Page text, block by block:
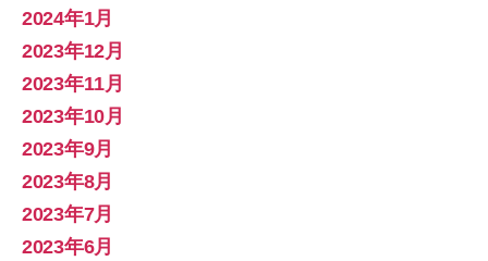
2024年1月
2023年12月
2023年11月
2023年10月
2023年9月
2023年8月
2023年7月
2023年6月